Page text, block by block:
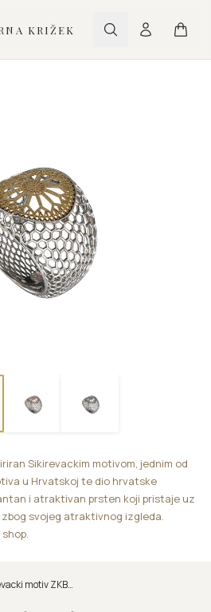
KRIŽEK
Sikirevackim motivom, jednim od
u Hrvatskoj te dio hrvatske
i atraktivan prsten koji pristaje uz
svojeg atraktivnog izgleda.
PrstenSikirevacki motiv ZKB89